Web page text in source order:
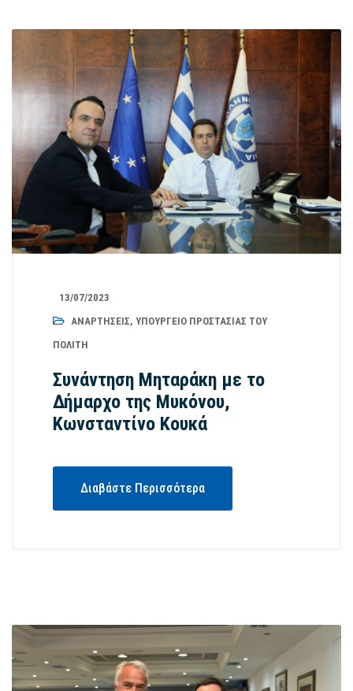
13/07/2023
ΑΝΑΡΤΉΣΕΙΣ, ΥΠΟΥΡΓΕΊΟ ΠΡΟΣΤΑΣΊΑΣ ΤΟΥ
ΠΟΛΊΤΗ
Συνάντηση Μηταράκη με το
Δήμαρχο της Μυκόνου,
Κωνσταντίνο Κουκά
Διαβάστε Περισσότερα